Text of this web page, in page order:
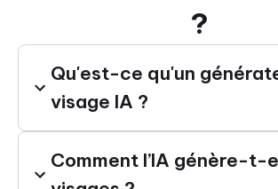
?
Qu'est-ce qu'un
visage IA ?
Comment l’IA génère-t-